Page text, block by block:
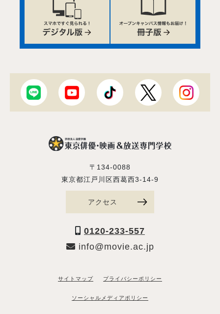
〒134-0088
東京都江戸川区西葛西3-14-9
アクセス
0120-233-557
info@movie.ac.jp
サイトマップ プライバシーポリシー
ソーシャルメディアポリシー